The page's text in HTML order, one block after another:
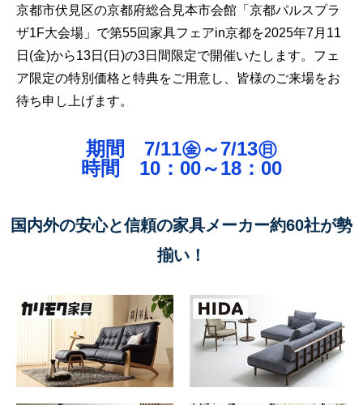
京都市伏見区の京都府総合見本市会館「京都パルスプラ
ザ1F大会場」で第55回家具フェアin京都を2025年7月11
日(金)から13日(日)の3日間限定で開催いたします。フェ
ア限定の特別価格と特典をご用意し、皆様のご来場をお
待ち申し上げます。
期間 7/11㊎～7/13㊐
時間 10：00～18：00
国内外の安心と信頼の家具メーカー約60社が勢
揃い！